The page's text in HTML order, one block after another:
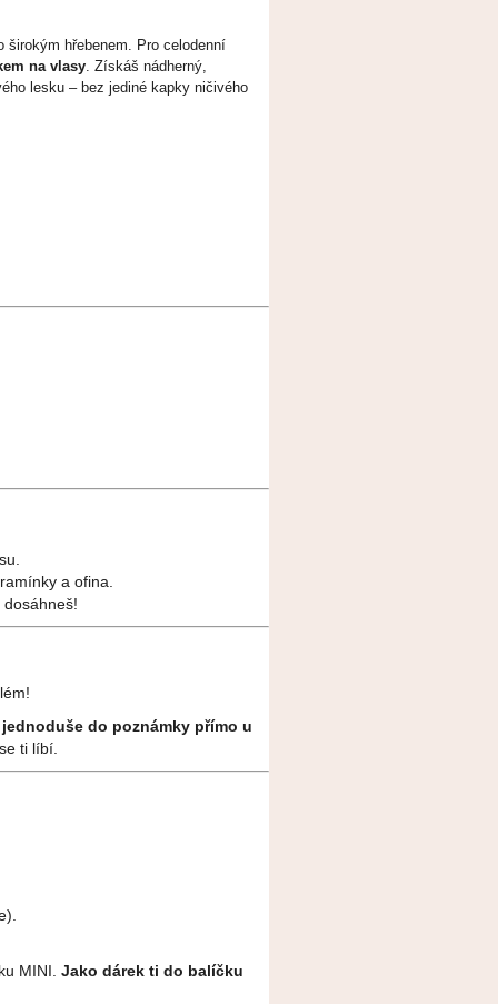
širokým hřebenem. Pro celodenní
na vlasy . Získáš nádherný,
lesku – bez jediné kapky ničivého
a ofina.
do poznámky přímo u
ti líbí.
MINI. Jako dárek ti do balíčku